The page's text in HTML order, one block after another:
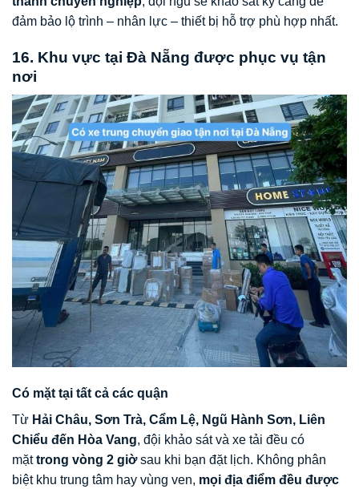
đảm bảo lộ trình – nhân lực – thiết bị hỗ trợ phù hợp nhất.
16. Khu vực tại Đà Nẵng được phục vụ tận
nơi
Có mặt tại tất cả các quận
Từ Hải Châu, Sơn Trà, Cẩm Lệ, Ngũ Hành Sơn, Liên
Chiểu đến Hòa Vang, đội khảo sát và xe tải đều có
mặttrong vòng 2 giờsau khi bạn đặt lịch. Không phân
biệt khu trung tâm hay vùng ven, mọi địa điểm đều được